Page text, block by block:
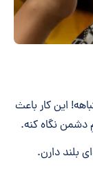
این کار باعث
نگاه کنه.
بلند دارن.